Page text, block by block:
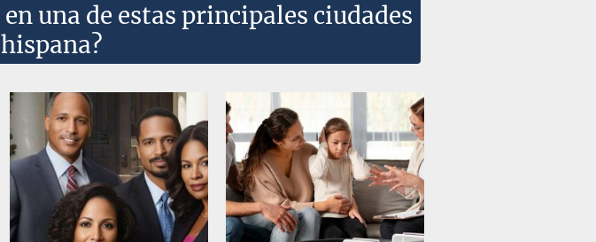
una de estas principales ciudades